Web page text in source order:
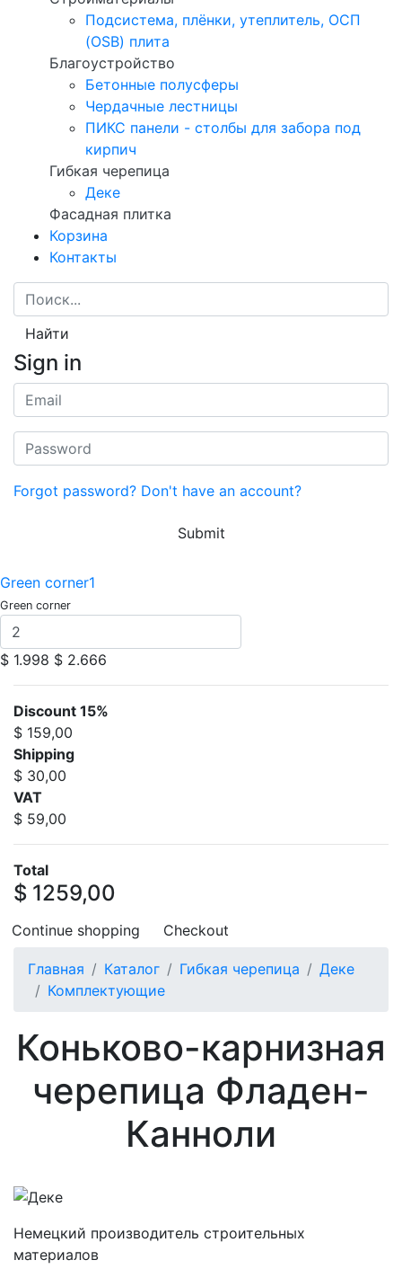
Подсистема, плёнки, утеплитель, ОСП
(OSB) плита
Благоустройство
Бетонные полусферы
Чердачные лестницы
ПИКС панели - столбы для забора под
кирпич
Гибкая черепица
Деке
Фасадная плитка
Корзина
Контакты
Найти
Sign in
Forgot password? Don't have an account?
Submit
Green corner1
Green corner
$ 1.998 $ 2.666
Discount 15%
$ 159,00
Shipping
$ 30,00
VAT
$ 59,00
Total
$ 1259,00
Continue shopping Checkout
Главная Каталог Гибкая черепица
Деке
Комплектующие
Коньково-карнизная
черепица Фладен-
Канноли
Немецкий производитель строительных
материалов